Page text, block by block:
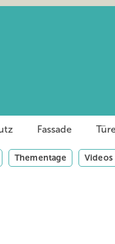
Fassade
Thementage Videos